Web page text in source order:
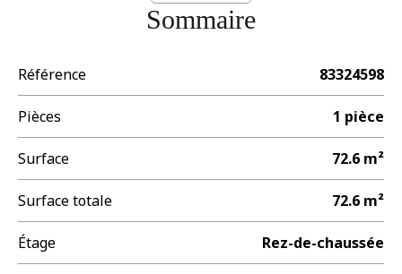
Sommaire
Référence 83324598
Pièces 1 pièce
Surface 72.6 m²
Surface totale 72.6 m²
Étage Rez-de-chaussée